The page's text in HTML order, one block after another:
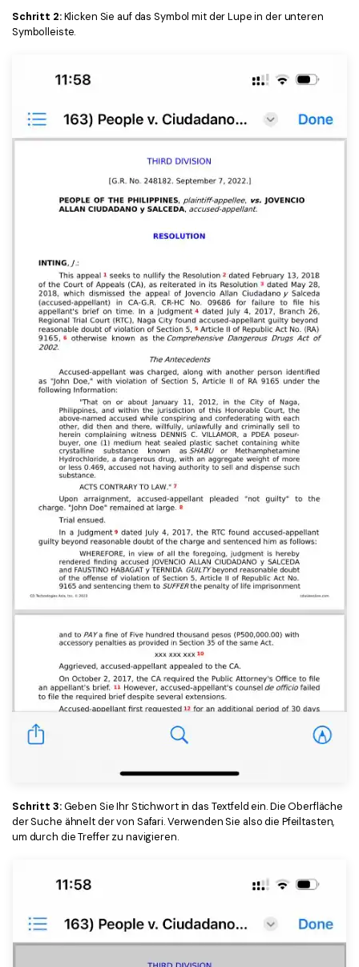
Schritt 2:Klicken Sie auf das Symbol mit der Lupe in der unteren
Symbolleiste.
Schritt 3:Geben Sie Ihr Stichwort in das Textfeld ein. Die Oberfläche
der Suche ähnelt der von Safari. Verwenden Sie also die Pfeiltasten,
um durch die Treffer zu navigieren.